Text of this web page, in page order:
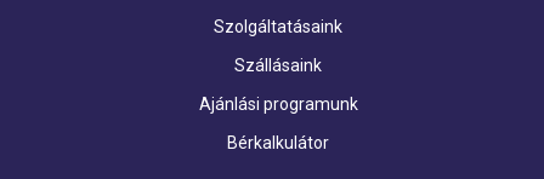
Szolgáltatásaink
Szállásaink
Ajánlási programunk
Bérkalkulátor